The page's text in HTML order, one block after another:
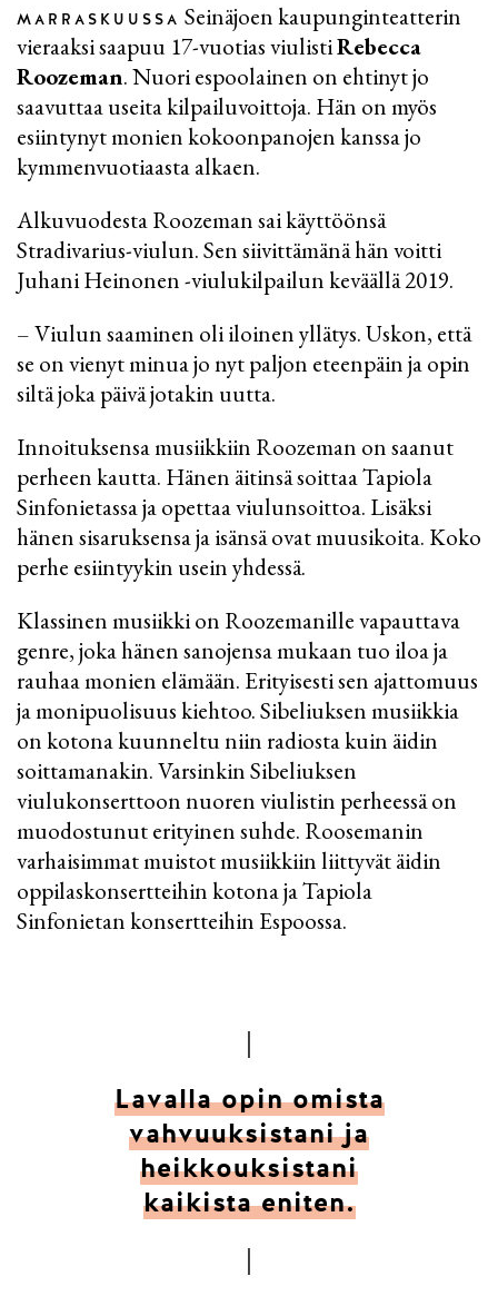
MARRASKUUSSA Seinäjoen kaupunginteatterin
vieraaksi saapuu 17-vuotias viulistiRebecca
Roozeman. Nuori espoolainen on ehtinyt jo
saavuttaa useita kilpailuvoittoja. Hän on myös
esiintynyt monien kokoonpanojen kanssa jo
kymmenvuotiaasta alkaen.
Alkuvuodesta Roozeman sai käyttöönsä
Stradivarius-viulun. Sen siivittämänä hän voitti
Juhani Heinonen -viulukilpailun keväällä 2019.
– Viulun saaminen oli iloinen yllätys. Uskon, että
se on vienyt minua jo nyt paljon eteenpäin ja opin
siltä joka päivä jotakin uutta.
Innoituksensa musiikkiin Roozeman on saanut
perheen kautta. Hänen äitinsä soittaa Tapiola
Sinfonietassa ja opettaa viulunsoittoa. Lisäksi
hänen sisaruksensa ja isänsä ovat muusikoita. Koko
perhe esiintyykin usein yhdessä.
Klassinen musiikki on Roozemanille vapauttava
genre, joka hänen sanojensa mukaan tuo iloa ja
rauhaa monien elämään. Erityisesti sen ajattomuus
ja monipuolisuus kiehtoo. Sibeliuksen musiikkia
on kotona kuunneltu niin radiosta kuin äidin
soittamanakin. Varsinkin Sibeliuksen
viulukonserttoon nuoren viulistin perheessä on
muodostunut erityinen suhde. Roosemanin
varhaisimmat muistot musiikkiin liittyvät äidin
oppilaskonsertteihin kotona ja Tapiola
Sinfonietan konsertteihin Espoossa.
Lavalla opin omista
vahvuuksistani ja
heikkouksistani
kaikista eniten.